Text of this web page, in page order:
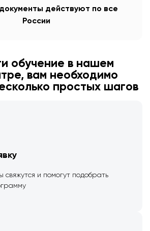
действуют по все
России
обучение в нашем
вам необходимо
простых шагов
и помогут подобрать